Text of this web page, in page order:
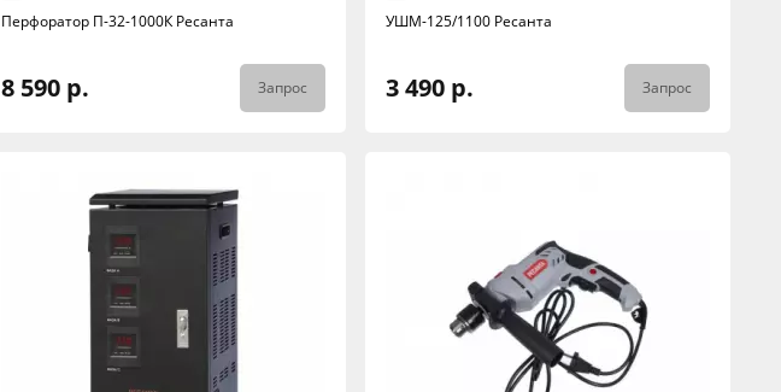
Перфоратор П-32-1000К Ресанта
8 590 р. Запрос
УШМ-125/1100 Ресанта
3 490 р. Запрос